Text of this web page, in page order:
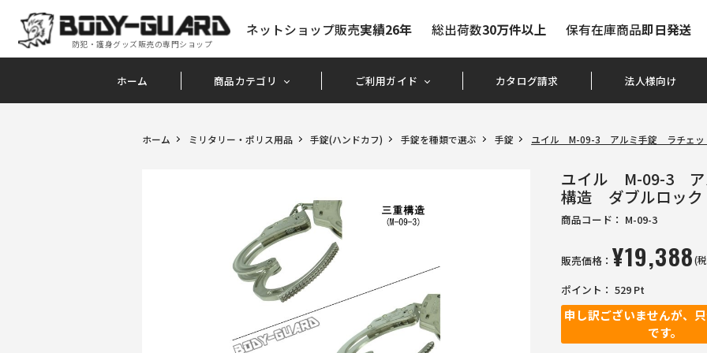
防犯・護身グッズ販売の専門ショップ
ネットショップ販売実績26年 総出荷数30万件以上 保有在庫商品即日発送
ホーム 商品カテゴリ ご利用ガイド カタログ請求 法人様向け
ホーム ミリタリー・ポリス用品 手錠(ハンドカフ) 手錠を種類で選ぶ 手錠 ユイル M-09-3 アルミ手錠 ラチェ
ユイル M-09-3 ア
構造 ダブルロッ
商品コード： M-09-3
販売価格： ¥19,388(
ポイント：529 Pt
申し訳ございませんが、
です。